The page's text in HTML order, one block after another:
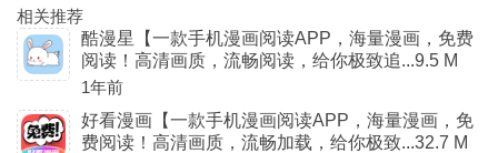
相关推荐
酷漫星【一款手机漫画阅读APP，海量漫画，免费
阅读！高清画质，流畅阅读，给你极致追...9.5 M
1年前
好看漫画【一款手机漫画阅读APP，海量漫画，免
费阅读！高清画质，流畅加载，给你极致...32.7 M